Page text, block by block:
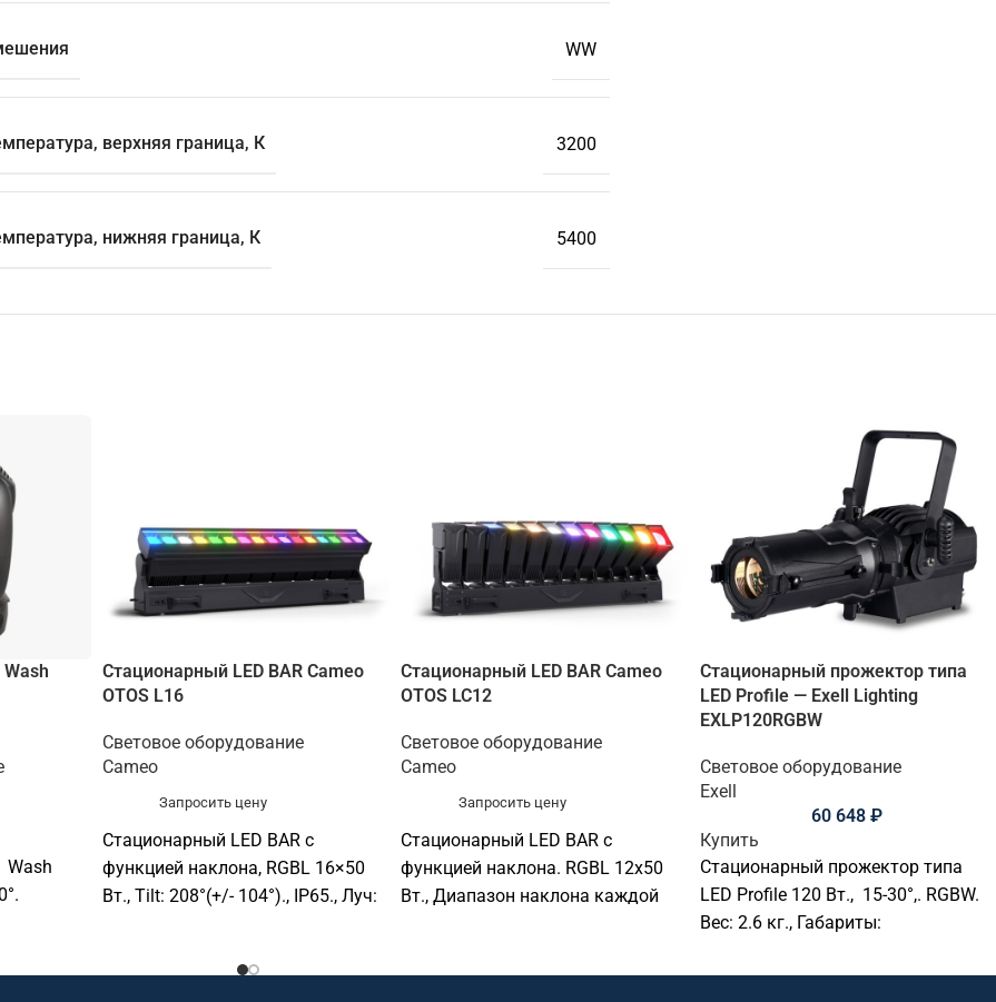
WW
верхняя граница, К 3200
нижняя граница, К 5400
Wash
Стационарный LED BAR Cameo
OTOS L16
Световое оборудование
Cameo
Запросить цену
Стационарный LED BAR c
функцией наклона, RGBL 16×50
Вт., Tilt: 208°(+/- 104°)., IP65., Луч:
10,000K., CRI: >85., Art‑Net, CRMX,
Стационарный LED BAR Cameo
OTOS LC12
Световое оборудование
Cameo
Запросить цену
Стационарный LED BAR c
функцией наклона. RGBL 12х50
Вт., Диапазон наклона каждой
1800–10 000 К, CRI > 85., IP65.,
Стационарный прожектор типа
LED Profile — Exell Lighting
EXLP120RGBW
Световое оборудование
Exell
60 648 ₽
Купить
Стационарный прожектор типа
LED Profile 120 Вт., 15-30°,. RGBW.
Вес: 2.6 кг., Габариты: